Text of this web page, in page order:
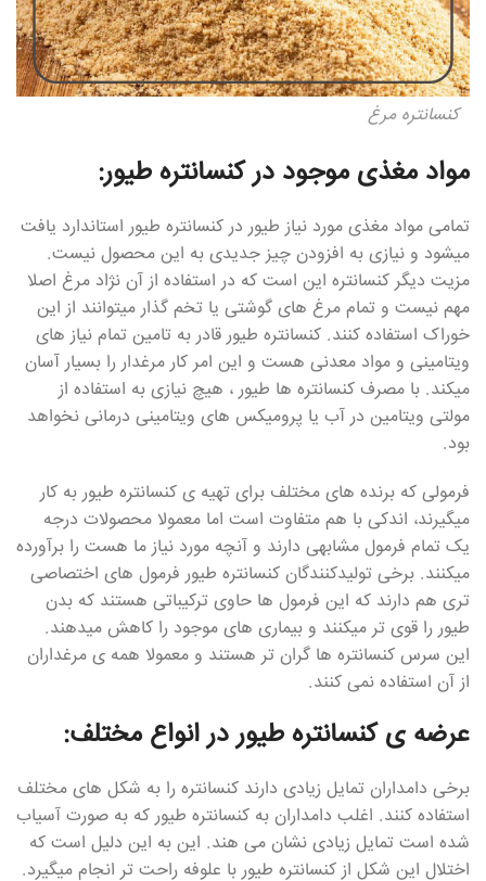
کنسانتره مرغ
مواد مغذی موجود در کنسانتره طیور:
تمامی مواد مغذی مورد نیاز طیور در کنسانتره طیور استاندارد یافت
میشود و نیازی به افزودن چیز جدیدی به این محصول نیست.
مزیت دیگر کنسانتره این است که در استفاده از آن نژاد مرغ اصلا
مهم نیست و تمام مرغ های گوشتی یا تخم گذار میتوانند از این
خوراک استفاده کنند. کنسانتره طیور قادر به تامین تمام نیاز های
ویتامینی و مواد معدنی هست و این امر کار مرغدار را بسیار آسان
میکند. با مصرف کنسانتره ها طیور ، هیچ نیازی به استفاده از
مولتی ویتامین در آب یا پرومیکس های ویتامینی درمانی نخواهد
بود.
فرمولی که برنده های مختلف برای تهیه ی کنسانتره طیور به کار
میگیرند، اندکی با هم متفاوت است اما معمولا محصولات درجه
یک تمام فرمول مشابهی دارند و آنچه مورد نیاز ما هست را برآورده
میکنند. برخی تولیدکنندگان کنسانتره طیور فرمول های اختصاصی
تری هم دارند که این فرمول ها حاوی ترکیباتی هستند که بدن
طیور را قوی تر میکنند و بیماری های موجود را کاهش میدهند.
این سرس کنسانتره ها گران تر هستند و معمولا همه ی مرغداران
از آن استفاده نمی کنند.
عرضه ی کنسانتره طیور در انواع مختلف:
برخی دامداران تمایل زیادی دارند کنسانتره را به شکل های مختلف
استفاده کنند. اغلب دامداران به کنسانتره طیور که به صورت آسیاب
شده است تمایل زیادی نشان می هند. این به این دلیل است که
اختلال این شکل از کنسانتره طیور با علوفه راحت تر انجام میگیرد.